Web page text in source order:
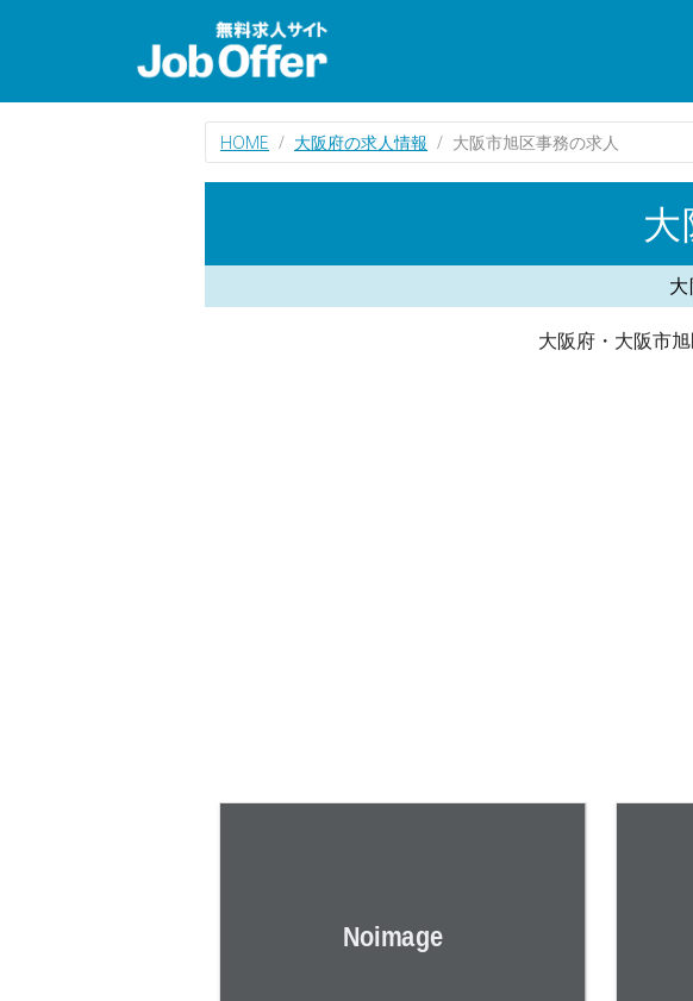
HOME 大阪府の求人情報 大阪市旭区事務の求人
大阪府・大阪市